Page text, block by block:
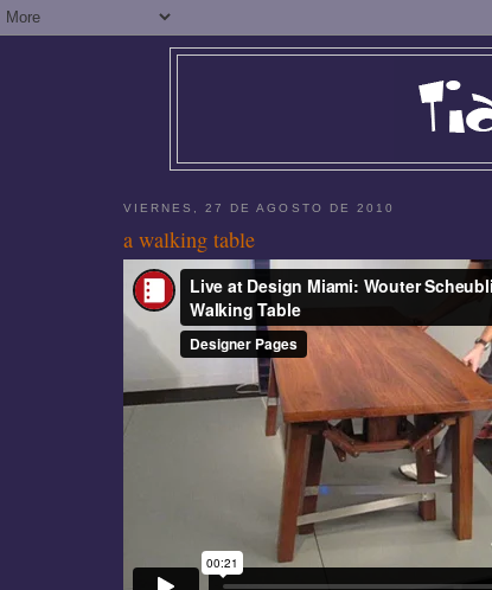
VIERNES, 27 DE AGOSTO DE 2010
a walking table